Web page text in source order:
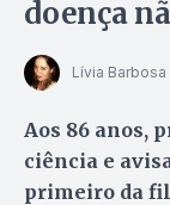
doença
Lívia Barbosa
Aos 86 anos,
ciência e
primeiro da